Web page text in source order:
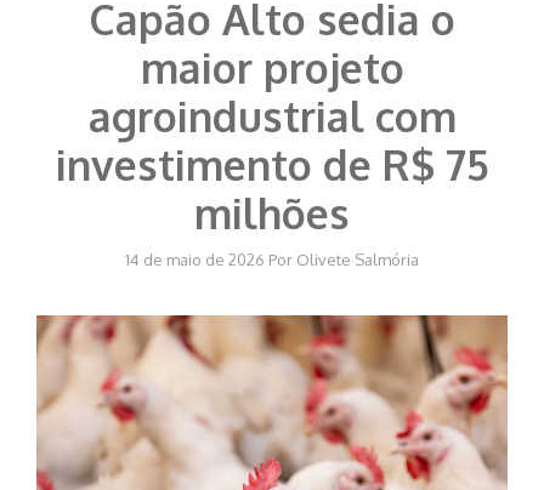
Capão Alto sedia o
maior projeto
agroindustrial com
investimento de R$ 75
milhões
14 de maio de 2026 Por Olivete Salmória